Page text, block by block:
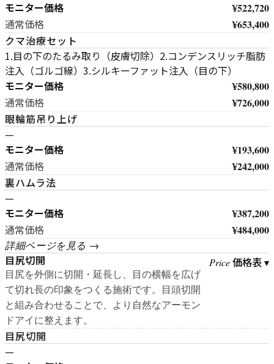
モニター価格 ¥522,720
通常価格 ¥653,400
クマ治療セット
1.目の下のたるみ取り（皮膚切除）2.コンデンスリッチ脂肪
注入（ゴルゴ線）3.シルキーファット注入（目の下）
モニター価格 ¥580,800
通常価格 ¥726,000
眼輪筋吊り上げ
—
モニター価格 ¥193,600
通常価格 ¥242,000
裏ハムラ法
—
モニター価格 ¥387,200
通常価格 ¥484,000
詳細ページを見る →
目尻切開
目尻を外側に切開・延長し、目の横幅を広げ
て切れ長の印象をつくる施術です。目頭切開
と組み合わせることで、より自然なアーモン
ドアイに整えます。
Price価格表 ▾
目尻切開
—